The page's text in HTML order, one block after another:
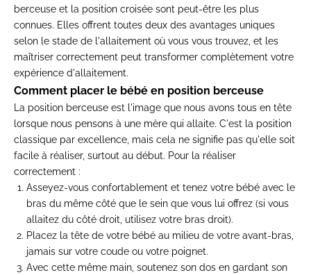
berceuse et la position croisée sont peut-être les plus
connues. Elles offrent toutes deux des avantages uniques
selon le stade de l'allaitement où vous vous trouvez, et les
maîtriser correctement peut transformer complètement votre
expérience d'allaitement.
Comment placer le bébé en position berceuse
La position berceuse est l'image que nous avons tous en tête
lorsque nous pensons à une mère qui allaite. C'est la position
classique par excellence, mais cela ne signifie pas qu'elle soit
facile à réaliser, surtout au début. Pour la réaliser
correctement :
Asseyez-vous confortablement et tenez votre bébé avec le
bras du même côté que le sein que vous lui offrez (si vous
allaitez du côté droit, utilisez votre bras droit).
Placez la tête de votre bébé au milieu de votre avant-bras,
jamais sur votre coude ou votre poignet.
Avec cette même main, soutenez son dos en gardant son